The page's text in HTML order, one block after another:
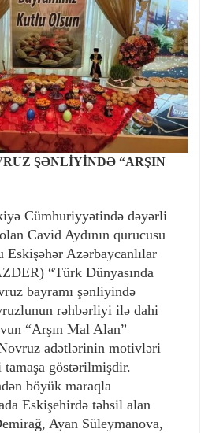
ŞƏNLİYİNDƏ “ARŞIN
Cümhuriyyətində dəyərli
Cavid Aydının qurucusu
Eskişəhər Azərbaycanlılar
“Türk Dünyasında
bayramı şənliyində
rəhbərliyi ilə dahi
“Arşın Mal Alan”
Novruz adətlərinin motivləri
tamaşa göstərilmişdir.
böyük maraqla
Eskişehirdə təhsil alan
Ayan Süleymanova,